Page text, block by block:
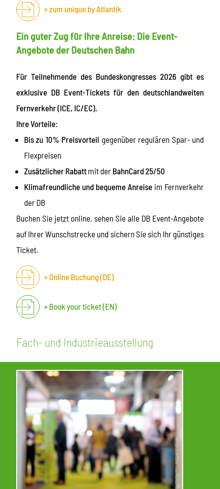
zum unique by Atlantik
Ein guter Zug für Ihre Anreise: Die Event-
Angebote der Deutschen Bahn
Für Teilnehmende des Bundeskongresses 2026 gibt es
exklusive DB Event-Tickets für den deutschlandweiten
Fernverkehr (ICE, IC/EC).
Ihre Vorteile:
Bis zu 10% Preisvorteil gegenüber regulären Spar- und
Flexpreisen
Zusätzlicher Rabatt mit der BahnCard 25/50
Klimafreundliche und bequeme Anreise im Fernverkehr
der DB
Buchen Sie jetzt online, sehen Sie alle DB Event-Angebote
auf Ihrer Wunschstrecke und sichern Sie sich Ihr günstiges
Ticket.
Online Buchung (DE)
Book your ticket (EN)
Fach- und Industrieausstellung